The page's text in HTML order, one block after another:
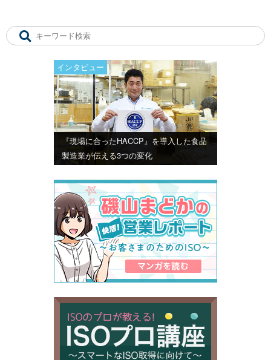
インタビュー
『現場に合ったHACCP』を導入した食品
製造業が伝える3つの変化